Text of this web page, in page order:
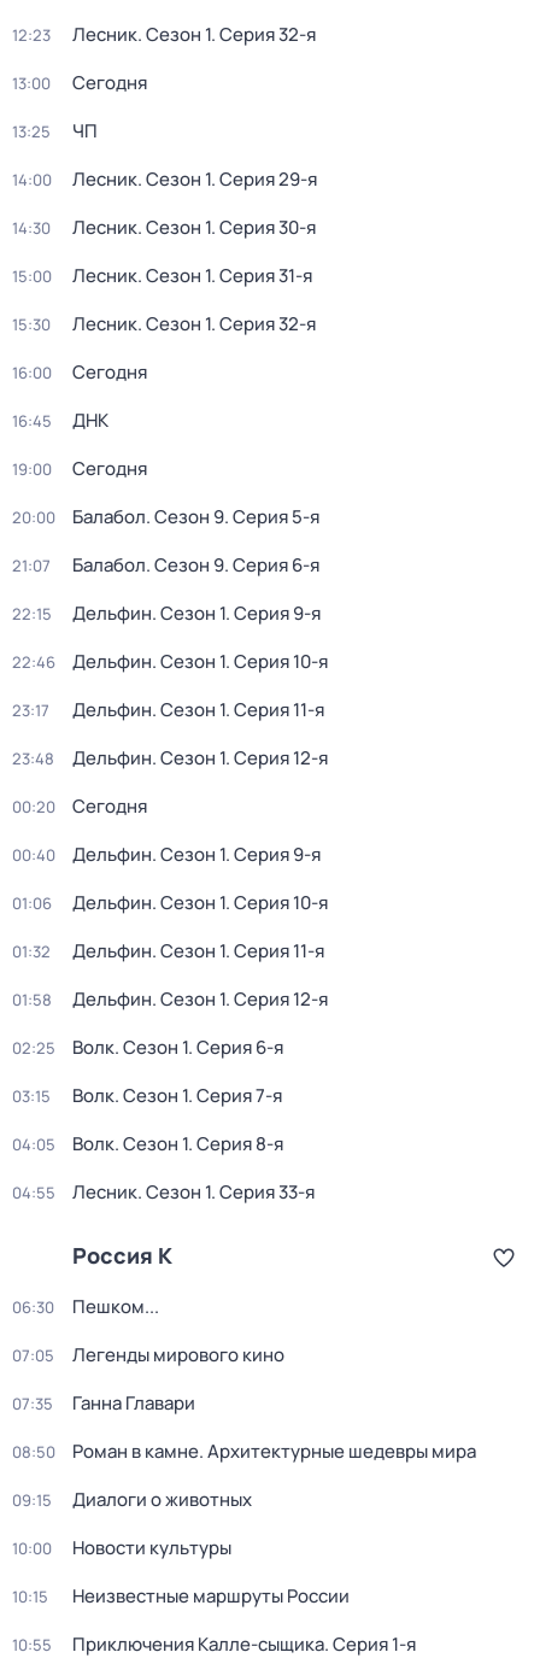
12:23 Лесник. Сезон 1. Серия 32-я
13:00 Сегодня
13:25 ЧП
14:00 Лесник. Сезон 1. Серия 29-я
14:30 Лесник. Сезон 1. Серия 30-я
15:00 Лесник. Сезон 1. Серия 31-я
15:30 Лесник. Сезон 1. Серия 32-я
16:00 Сегодня
16:45 ДНК
19:00 Сегодня
20:00 Балабол. Сезон 9. Серия 5-я
21:07 Балабол. Сезон 9. Серия 6-я
22:15 Дельфин. Сезон 1. Серия 9-я
22:46 Дельфин. Сезон 1. Серия 10-я
23:17 Дельфин. Сезон 1. Серия 11-я
23:48 Дельфин. Сезон 1. Серия 12-я
00:20 Сегодня
00:40 Дельфин. Сезон 1. Серия 9-я
01:06 Дельфин. Сезон 1. Серия 10-я
01:32 Дельфин. Сезон 1. Серия 11-я
01:58 Дельфин. Сезон 1. Серия 12-я
02:25 Волк. Сезон 1. Серия 6-я
03:15 Волк. Сезон 1. Серия 7-я
04:05 Волк. Сезон 1. Серия 8-я
04:55 Лесник. Сезон 1. Серия 33-я
Россия К
06:30 Пешком...
07:05 Легенды мирового кино
07:35 Ганна Главари
08:50 Роман в камне. Архитектурные шедевры мира
09:15 Диалоги о животных
10:00 Новости культуры
10:15 Неизвестные маршруты России
10:55 Приключения Калле-сыщика. Серия 1-я